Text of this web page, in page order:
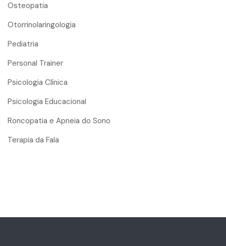
Osteopatia
Otorrinolaringologia
Pediatria
Personal Trainer
Psicologia Clínica
Psicologia Educacional
Roncopatia e Apneia do Sono
Terapia da Fala